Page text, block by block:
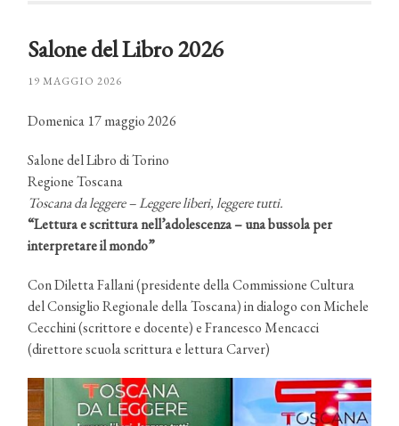
Salone del Libro 2026
19 MAGGIO 2026
Domenica 17 maggio 2026
Salone del Libro di Torino
Regione Toscana
Toscana da leggere – Leggere liberi, leggere tutti.
“Lettura e scrittura nell’adolescenza – una bussola per
interpretare il mondo”
Con Diletta Fallani (presidente della Commissione Cultura
del Consiglio Regionale della Toscana) in dialogo con Michele
Cecchini (scrittore e docente) e Francesco Mencacci
(direttore scuola scrittura e lettura Carver)